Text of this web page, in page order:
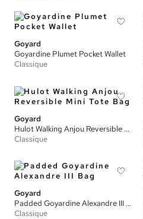
Goyard
Goyardine Plumet Pocket Wallet
Classique
Goyard
Hulot Walking Anjou Reversible Mini Tote Bag
Classique
Goyard
Padded Goyardine Alexandre III Bag
Classique